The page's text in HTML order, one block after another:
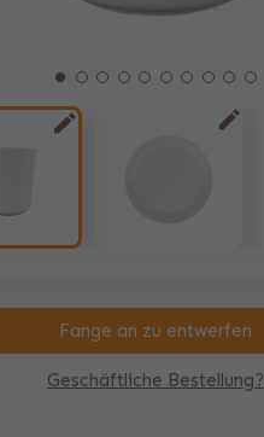
Geschäftliche Bestellung?
Fange an zu entwerfen